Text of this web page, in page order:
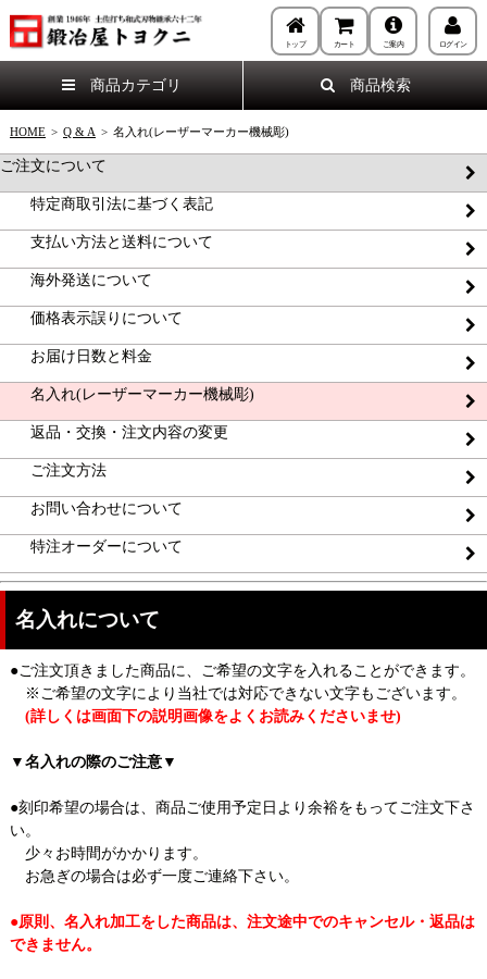
トップ カート ご案内 ログイン
商品カテゴリ 商品検索
HOME > Q & A > 名入れ(レーザーマーカー機械彫)
ご注文について
特定商取引法に基づく表記
支払い方法と送料について
海外発送について
価格表示誤りについて
お届け日数と料金
名入れ(レーザーマーカー機械彫)
返品・交換・注文内容の変更
ご注文方法
お問い合わせについて
特注オーダーについて
名入れについて
●ご注文頂きました商品に、ご希望の文字を入れることができます。
※ご希望の文字により当社では対応できない文字もございます。
(詳しくは画面下の説明画像をよくお読みくださいませ)
▼名入れの際のご注意▼
●刻印希望の場合は、商品ご使用予定日より余裕をもってご注文下さ
い。
少々お時間がかかります。
お急ぎの場合は必ず一度ご連絡下さい。
●原則、名入れ加工をした商品は、注文途中でのキャンセル・返品は
できません。